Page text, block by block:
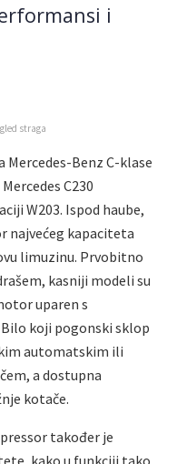
i
straga
Benz C-klase
C230
W203. Ispod haube,
najvećeg kapaciteta
limuzinu. Prvobitno
kasniji modeli su
uparen s
koji pogonski sklop
automatskim ili
a dostupna
kotače.
također je
kako u funkciji tako